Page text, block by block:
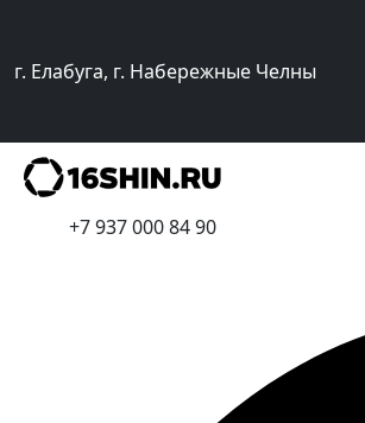
г. Елабуга, г. Набережные Челны
+7 937 000 84 90